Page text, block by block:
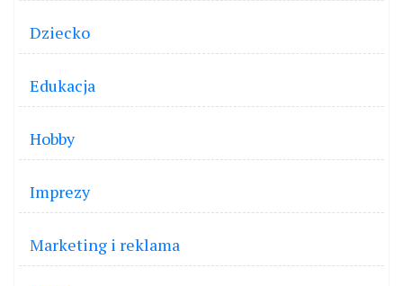
Dziecko
Edukacja
Hobby
Imprezy
Marketing i reklama